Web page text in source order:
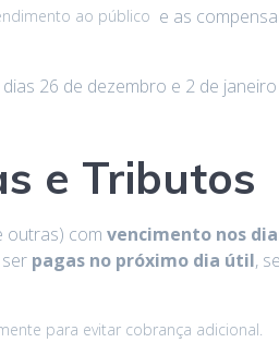
ao público e as
26 de dezembro e 2 de
e Tributos
outras) comvencimento nos
pagas no próximo dia útil,
para evitar cobrança adicional.